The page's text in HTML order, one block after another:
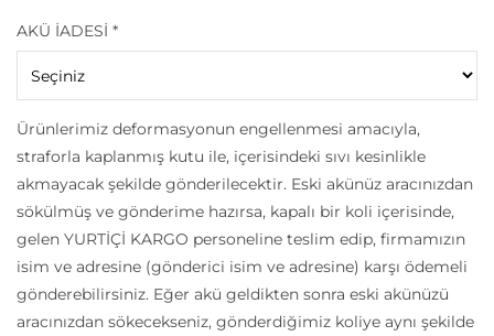
AKÜ İADESİ *
Ürünlerimiz deformasyonun engellenmesi amacıyla,
straforla kaplanmış kutu ile, içerisindeki sıvı kesinlikle
akmayacak şekilde gönderilecektir. Eski akünüz aracınızdan
sökülmüş ve gönderime hazırsa, kapalı bir koli içerisinde,
gelen YURTİÇİ KARGO personeline teslim edip, firmamızın
isim ve adresine (gönderici isim ve adresine) karşı ödemeli
gönderebilirsiniz. Eğer akü geldikten sonra eski akünüzü
aracınızdan sökecekseniz, gönderdiğimiz koliye aynı şekilde